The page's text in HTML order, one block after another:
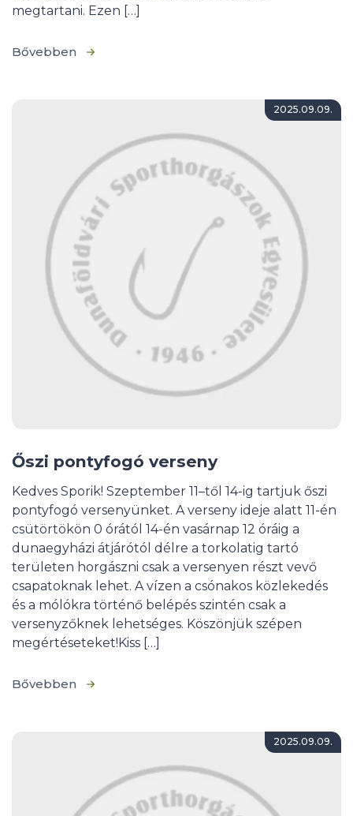
megtartani. Ezen […]
Bővebben
2025.09.09.
Őszi pontyfogó verseny
Kedves Sporik! Szeptember 11–től 14-ig tartjuk őszi
pontyfogó versenyünket. A verseny ideje alatt 11-én
csütörtökön 0 órától 14-én vasárnap 12 óráig a
dunaegyházi átjárótól délre a torkolatig tartó
területen horgászni csak a versenyen részt vevő
csapatoknak lehet. A vízen a csónakos közlekedés
és a mólókra történő belépés szintén csak a
versenyzőknek lehetséges. Köszönjük szépen
megértéseteket!Kiss […]
Bővebben
2025.09.09.